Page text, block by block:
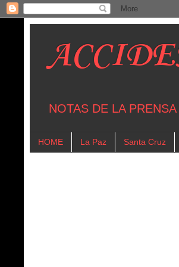
NOTAS DE LA
HOME La Paz Santa Cruz